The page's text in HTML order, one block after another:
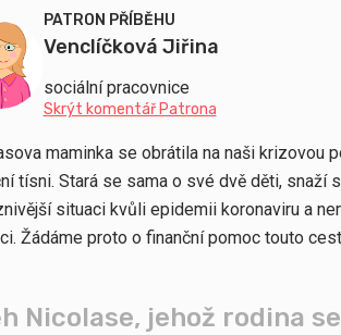
PATRON PŘÍBĚHU
Venclíčková Jiřina
sociální pracovnice
Skrýt komentář Patrona
maminka se obrátila na naši krizovou
tísni. Stará se sama o své dvě děti, snaží
situaci kvůli epidemii koronaviru a
Žádáme proto o finanční pomoc touto
Nicolase, jehož rodina